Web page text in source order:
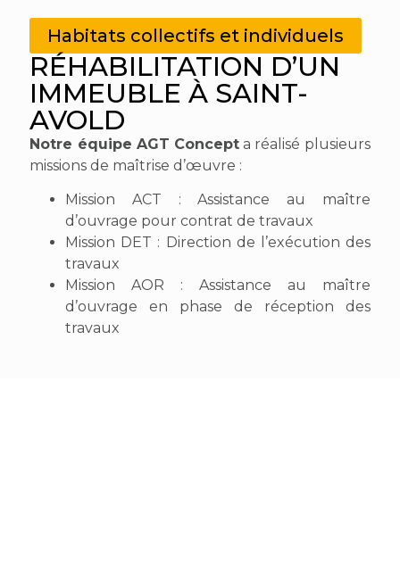
Habitats collectifs et individuels
RÉHABILITATION D’UN
IMMEUBLE À SAINT-
AVOLD
Notre équipe AGT Concept a réalisé plusieurs
missions de maîtrise d’œuvre :
Mission ACT : Assistance au maître
d’ouvrage pour contrat de travaux
Mission DET : Direction de l’exécution des
travaux
Mission AOR : Assistance au maître
d’ouvrage en phase de réception des
travaux